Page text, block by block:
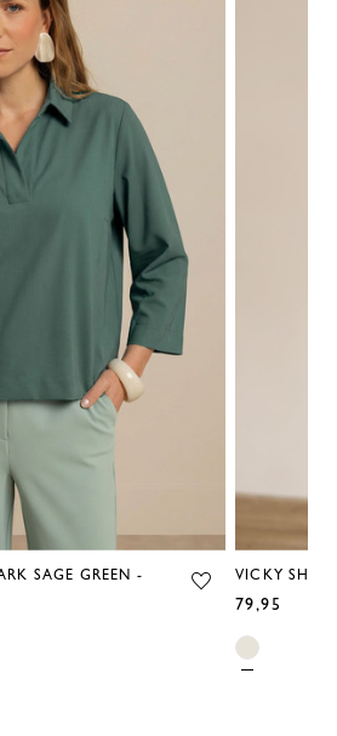
SAGE GREEN -
VICKY
79,95